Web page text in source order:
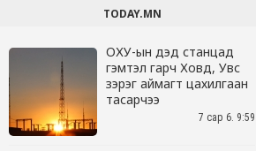
TODAY.MN
ОХУ-ын дэд станцад
гэмтэл гарч Ховд, Увс
зэрэг аймагт цахилгаан
тасарчээ
7 сар 6. 9:59